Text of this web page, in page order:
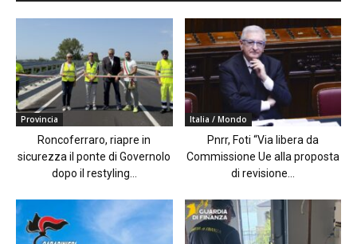
Provincia
Roncoferraro, riapre in
sicurezza il ponte di Governolo
dopo il restyling...
Italia / Mondo
Pnrr, Foti “Via libera da
Commissione Ue alla proposta
di revisione...